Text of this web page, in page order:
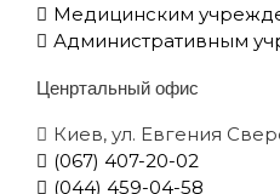
Медицинским
Административным
Ценртальный офис
Киев, ул. Евгения
(067) 407-20-02
(044) 459-04-58